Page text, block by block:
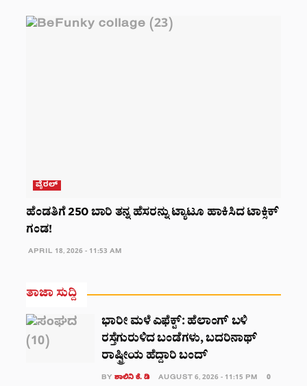
ವೈರಲ್
ಹೆಂಡತಿಗೆ 250 ಬಾರಿ ತನ್ನ ಹೆಸರನ್ನು ಟ್ಯಾಟೂ ಹಾಕಿಸಿದ ಟಾಕ್ಸಿಕ್
ಗಂಡ!
APRIL 18, 2026 - 11:53 AM
ತಾಜಾ ಸುದ್ದಿ
ಭಾರೀ ಮಳೆ ಎಫೆಕ್ಟ್‌: ಹೆಲಾಂಗ್ ಬಳಿ
ರಸ್ತೆಗುರುಳಿದ ಬಂಡೆಗಳು, ಬದರಿನಾಥ್‌
ರಾಷ್ಟ್ರೀಯ ಹೆದ್ದಾರಿ ಬಂದ್‌
BY ಶಾಲಿನಿ ಕೆ. ಡಿ AUGUST 6, 2026 - 11:15 PM 0